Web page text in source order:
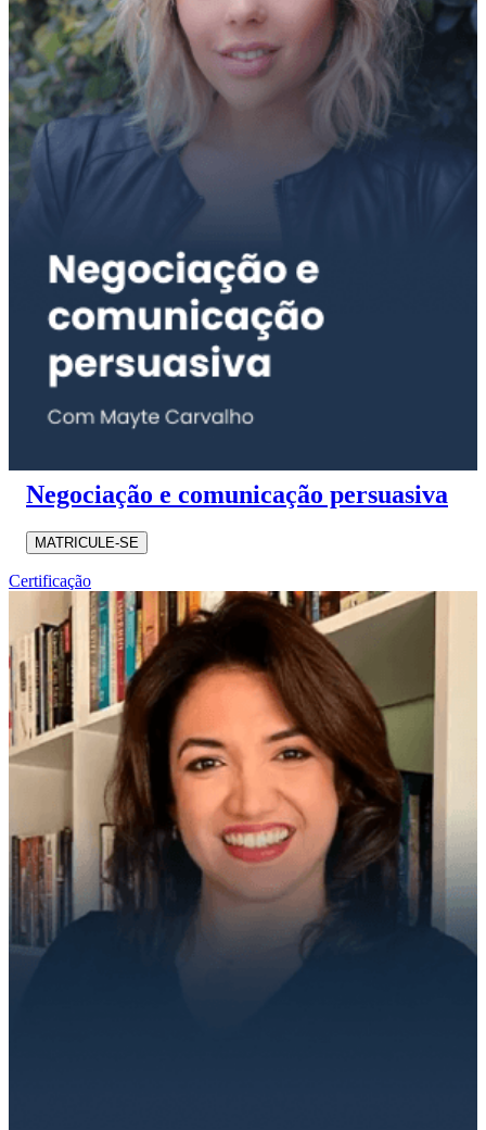
Negociação e comunicação persuasiva
MATRICULE-SE
Certificação